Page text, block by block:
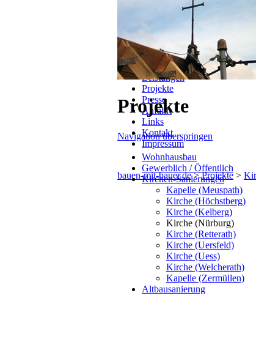
Navigation überspringen
Home
Über Mich
Leistungen
Projekte
Presse
Anfahrt
Links
Kontakt
Impressum
bauen-mit-bauer.de>Projekte >
Projekte
Navigation überspringen
Wohnhausbau
Gewerblich / Öffentlich
Kirchen-Sanierungen
Kapelle (Meuspath)
Kirche (Höchstberg)
Kirche (Kelberg)
Kirche (Nürburg)
Kirche (Retterath)
Kirche (Uersfeld)
Kirche (Uess)
Kirche (Welcherath)
Kapelle (Zermüllen)
Altbausanierung